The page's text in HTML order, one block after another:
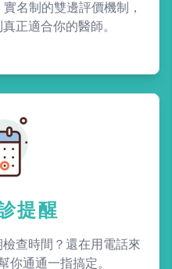
名制的雙邊評價機制，
正適合你的醫師。
提醒
查時間？還在用電話來
你通通一指搞定。